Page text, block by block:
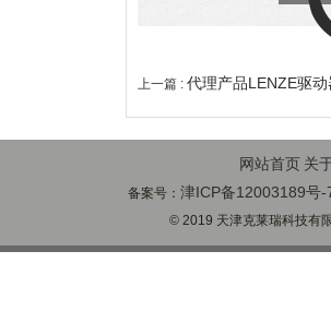
上一篇 : 代理产品LENZE驱
网站首页 关
备案号：津ICP备12003189号-
© 2019 天津克莱瑞科技有